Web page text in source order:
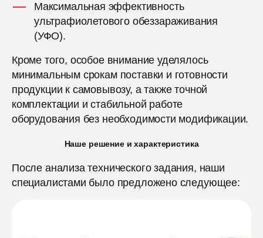
Максимальная эффективность
ультрафиолетового обеззараживания
(УФО).
Кроме того, особое внимание уделялось
минимальным срокам поставки и готовности
продукции к самовывозу, а также точной
комплектации и стабильной работе
оборудования без необходимости модификации.
Наше решение и характеристика
После анализа технического задания, наши
специалистами было предложено следующее: